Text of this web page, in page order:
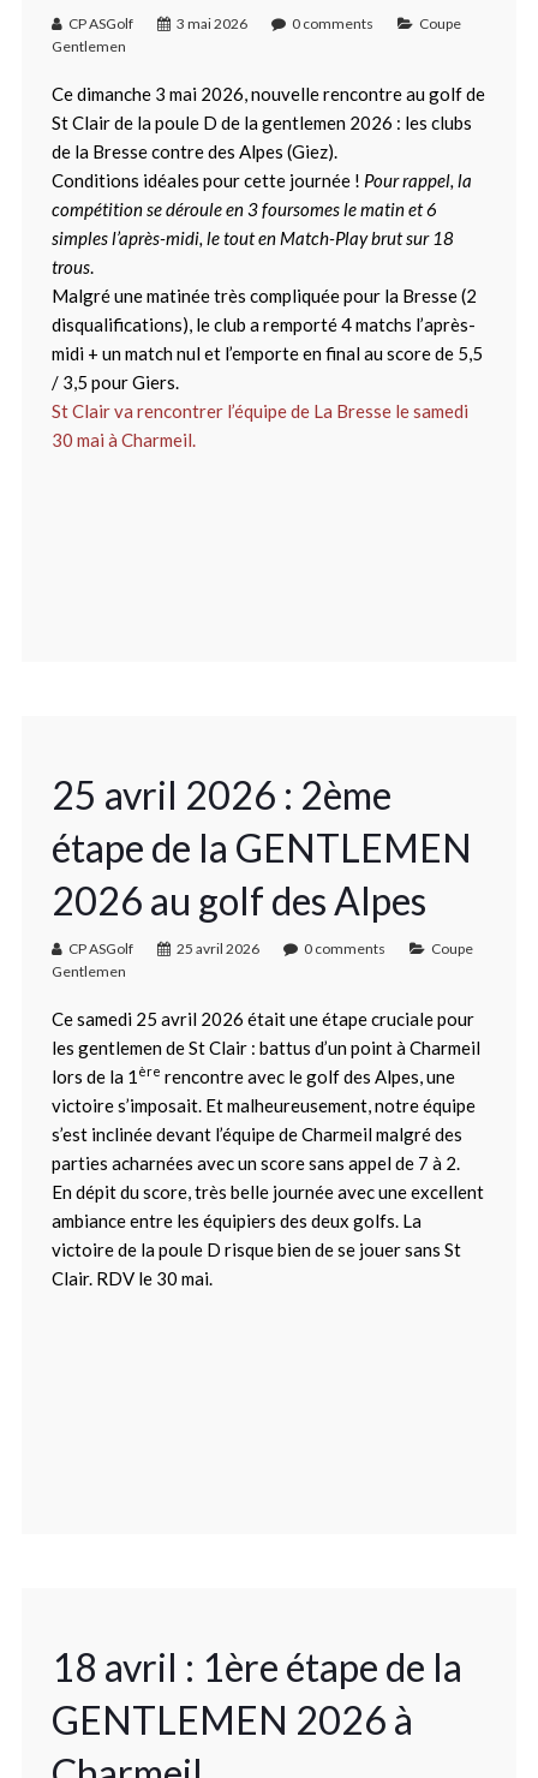
CP ASGolf 3 mai 2026 0 comments
Coupe
Gentlemen
Ce dimanche 3 mai 2026, nouvelle rencontre au golf de
St Clair de la poule D de la gentlemen 2026 : les clubs
de la Bresse contre des Alpes (Giez).
Conditions idéales pour cette journée ! Pour rappel, la
compétition se déroule en 3 foursomes le matin et 6
simples l’après-midi, le tout en Match-Play brut sur 18
trous.
Malgré une matinée très compliquée pour la Bresse (2
disqualifications), le club a remporté 4 matchs l’après-
midi + un match nul et l’emporte en final au score de 5,5
/ 3,5 pour Giers.
St Clair va rencontrer l’équipe de La Bresse le samedi
30 mai à Charmeil.
25 avril 2026 : 2ème
étape de la GENTLEMEN
2026 au golf des Alpes
CP ASGolf 25 avril 2026 0 comments
Coupe
Gentlemen
Ce samedi 25 avril 2026 était une étape cruciale pour
les gentlemen de St Clair : battus d’un point à Charmeil
lors de la 1 ère rencontre avec le golf des Alpes, une
victoire s’imposait. Et malheureusement, notre équipe
s’est inclinée devant l’équipe de Charmeil malgré des
parties acharnées avec un score sans appel de 7 à 2.
En dépit du score, très belle journée avec une excellent
ambiance entre les équipiers des deux golfs. La
victoire de la poule D risque bien de se jouer sans St
Clair. RDV le 30 mai.
18 avril : 1ère étape de la
GENTLEMEN 2026 à